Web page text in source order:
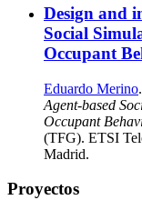
Design and
Social
Occupant
Eduardo Merino
Agent-based
Occupant
(TFG). ETSI
Madrid.
Proyectos